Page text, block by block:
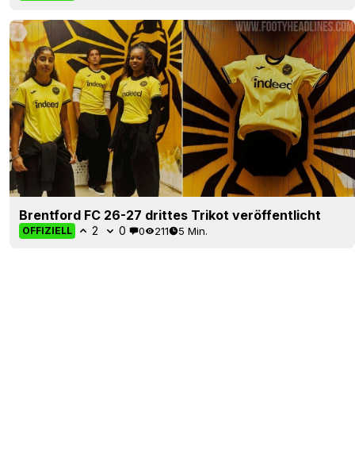
Brentford FC 26-27 drittes Trikot veröffentlicht
OFFIZIELL 2 0 0 211 5 Min.